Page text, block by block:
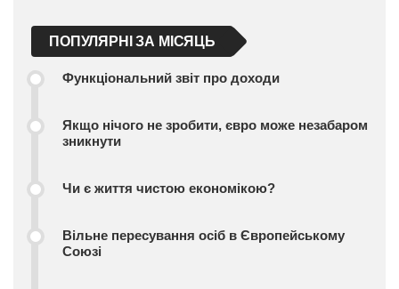
ПОПУЛЯРНІ ЗА МІСЯЦЬ
Функціональний звіт про доходи
Якщо нічого не зробити, євро може незабаром
зникнути
Чи є життя чистою економікою?
Вільне пересування осіб в Європейському
Союзі